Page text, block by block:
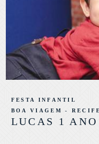
LUCAS 1 ANO
FESTA INFANTIL
BOA VIAGEM - RECIFE